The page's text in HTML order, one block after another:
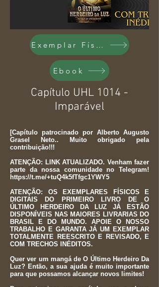
Exemplar Físico
Ebook
Capítulo UHL 1014 -
Imparável
[Capítulo patrocinado por Alberto Augusto
Grasel Neto.. Muito obrigado pela
contribuição!!!
ATENÇÃO: LINK ATUALIZADO. Venham fazer
parte da nossa comunidade no Telegram!
https://t.me/+tuQ4k5fTfgc1YWY5
ATENÇÃO: OS EXEMPLARES FÍSICOS E
DIGITAIS DO PRIMEIRO LIVRO DE O
ÚLTIMO HERDEIRO DA LUZ JÁ ESTÃO
DISPONÍVEIS NAS MAIORES LIVRARIAS DO
BRASIL E DO MUNDO. APOIE O NOSSO
TRABALHO E GARANTA JÁ UM EXEMPLAR
TOTALMENTE REESCRITO E REVISADO, E
COM TRECHOS INÉDITOS.
Quer ver um mangá de O Último Herdeiro Da
Luz? Então, a sua ajuda é muito importante
para que possamos alcançar novos limites!